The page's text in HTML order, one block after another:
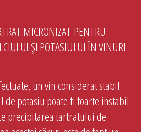
MICRONIZAT PENTRU
ȘI POTASIULUI ÎN VINURI
un vin considerat stabil
potasiu poate fi foarte instabil
precipitarea tartratului de